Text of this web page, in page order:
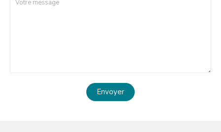
Envoyer